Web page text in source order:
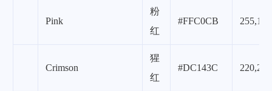
Pink
粉
红
#FFC0CB
Crimson
猩
红
#DC143C